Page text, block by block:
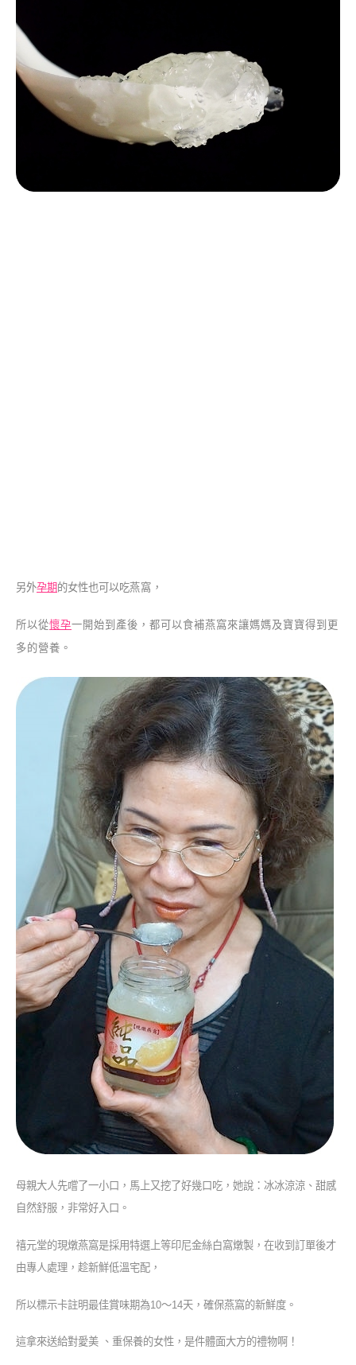
另外孕期的女性也可以吃燕窩，
所以從懷孕一開始到產後， 都可以食補燕窩來讓媽媽及寶寶得到更
多的營養。
母親大人先嚐了一小口，馬上又挖了好幾口吃，她說：冰冰涼涼、甜感
自然舒服，非常好入口。
禧元堂的現燉燕窩是採用特選上等印尼金絲白窩燉製，在收到訂單後才
由專人處理，趁新鮮低溫宅配，
所以標示卡註明最佳賞味期為10～14天，確保燕窩的新鮮度。
這拿來送給對愛美 、重保養的女性，是件體面大方的禮物啊！